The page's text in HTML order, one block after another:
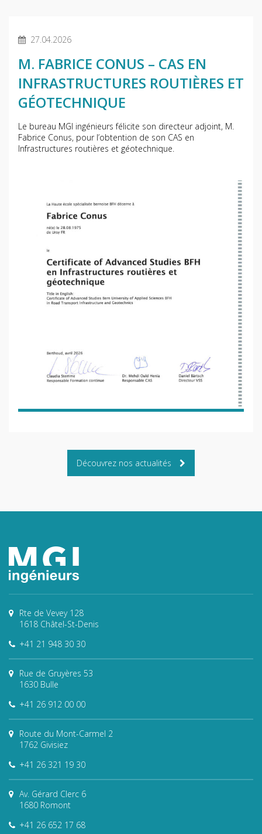
27.04.2026
M. FABRICE CONUS – CAS EN
INFRASTRUCTURES ROUTIÈRES ET
GÉOTECHNIQUE
Le bureau MGI ingénieurs félicite son directeur adjoint, M.
Fabrice Conus, pour l’obtention de son CAS en
Infrastructures routières et géotechnique.
Découvrez nos actualités
Rte de Vevey 128
1618 Châtel-St-Denis
+41 21 948 30 30
Rue de Gruyères 53
1630 Bulle
+41 26 912 00 00
Route du Mont-Carmel 2
1762 Givisiez
+41 26 321 19 30
Av. Gérard Clerc 6
1680 Romont
+41 26 652 17 68